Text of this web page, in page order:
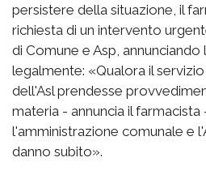
persistere della situazione, il
richiesta di un intervento
di Comune e Asp,
legalmente: «Qualora il
dell'Asl prendesse
materia - annuncia il
l'amministrazione comunale e
danno subito».